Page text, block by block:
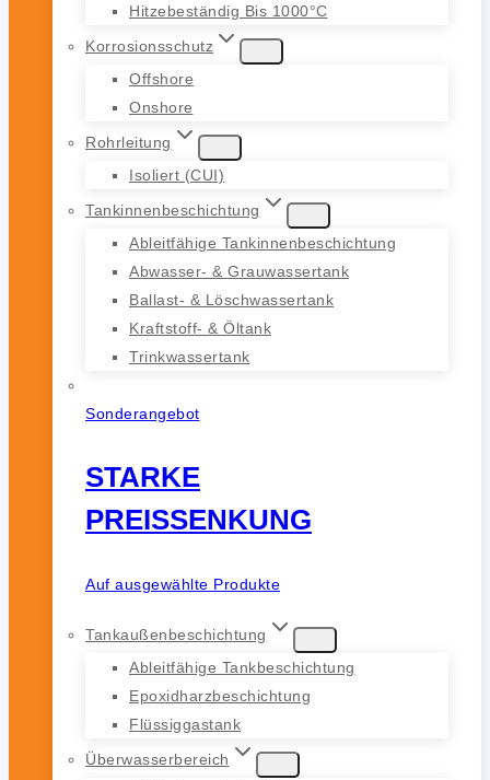
Hitzebeständig Bis 1000°C
Korrosionsschutz
Offshore
Onshore
Rohrleitung
Isoliert (CUI)
Tankinnenbeschichtung
Ableitfähige Tankinnenbeschichtung
Abwasser- & Grauwassertank
Ballast- & Löschwassertank
Kraftstoff- & Öltank
Trinkwassertank
Sonderangebot
STARKE
PREISSENKUNG
Auf ausgewählte Produkte
Tankaußenbeschichtung
Ableitfähige Tankbeschichtung
Epoxidharzbeschichtung
Flüssiggastank
Überwasserbereich